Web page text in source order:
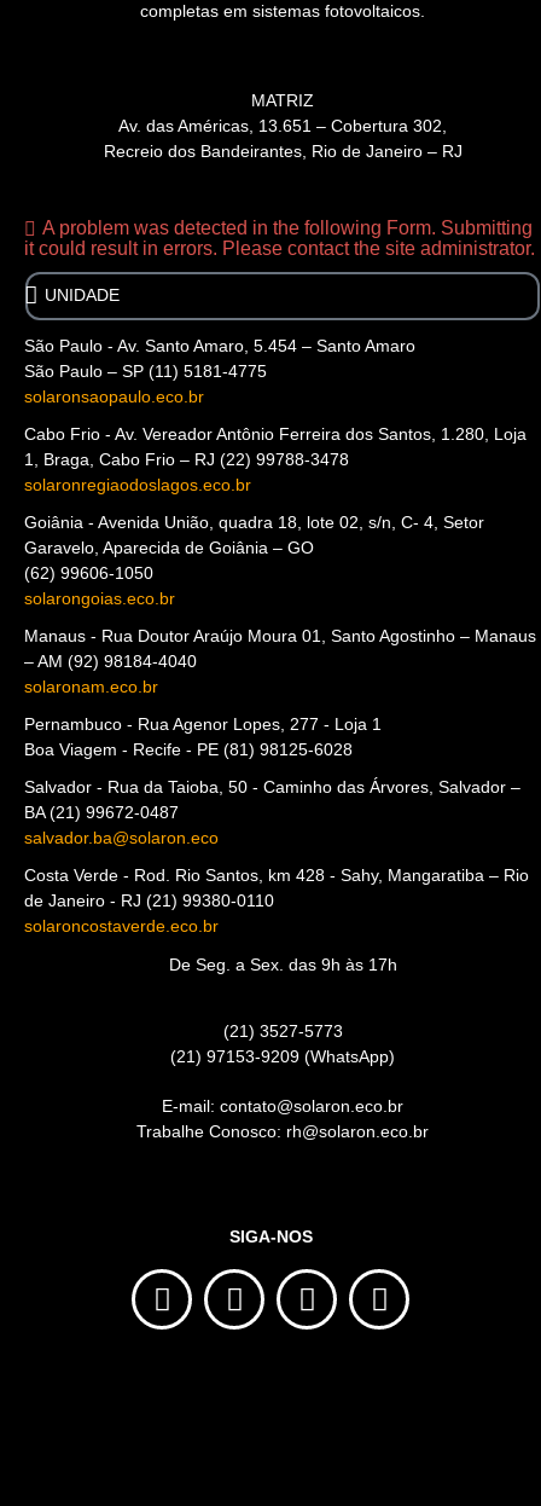
completas em sistemas fotovoltaicos.
MATRIZ
Av. das Américas, 13.651 – Cobertura 302,
Recreio dos Bandeirantes, Rio de Janeiro – RJ
A problem was detected in the following Form. Submitting
it could result in errors. Please contact the site administrator.
São Paulo - Av. Santo Amaro, 5.454 – Santo Amaro
São Paulo – SP (11) 5181-4775
solaronsaopaulo.eco.br
Cabo Frio - Av. Vereador Antônio Ferreira dos Santos, 1.280, Loja
1, Braga, Cabo Frio – RJ (22) 99788-3478
solaronregiaodoslagos.eco.br
Goiânia - Avenida União, quadra 18, lote 02, s/n, C- 4, Setor
Garavelo, Aparecida de Goiânia – GO
(62) 99606-1050
solarongoias.eco.br
Manaus - Rua Doutor Araújo Moura 01, Santo Agostinho – Manaus
– AM (92) 98184-4040
solaronam.eco.br
Pernambuco - Rua Agenor Lopes, 277 - Loja 1
Boa Viagem - Recife - PE (81) 98125-6028
Salvador - Rua da Taioba, 50 - Caminho das Árvores, Salvador –
BA (21) 99672-0487
salvador.ba@solaron.eco
Costa Verde - Rod. Rio Santos, km 428 - Sahy, Mangaratiba – Rio
de Janeiro - RJ (21) 99380-0110
solaroncostaverde.eco.br
De Seg. a Sex. das 9h às 17h
(21) 3527-5773
(21) 97153-9209 (WhatsApp)
E-mail: contato@solaron.eco.br
Trabalhe Conosco: rh@solaron.eco.br
SIGA-NOS